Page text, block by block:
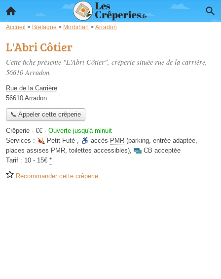
Accueil > Bretagne > Morbihan > Arradon
L'Abri Côtier
Cette fiche présente "L'Abri Côtier", crêperie située rue de la carrière,
56610 Arradon.
Rue de la Carrière
56610 Arradon
📞 Appeler cette crêperie
Crêperie - €€ - Ouverte jusqu'à minuit
Services :
Petit Futé , accès PMR (parking, entrée adaptée,
places assises PMR, toilettes accessibles),
CB acceptée
Tarif : 10 - 15€ *
Recommander cette crêperie